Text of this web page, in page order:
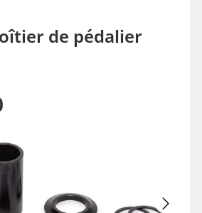
de pédalier